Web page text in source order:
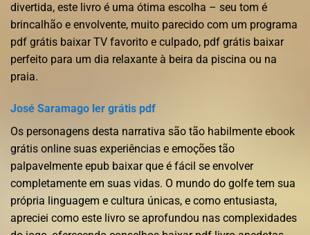
divertida, este livro é uma ótima escolha – seu tom é
brincalhão e envolvente, muito parecido com um programa
pdf grátis baixar TV favorito e culpado, pdf grátis baixar
perfeito para um dia relaxante à beira da piscina ou na
praia.
José Saramago ler grátis pdf
Os personagens desta narrativa são tão habilmente ebook
grátis online suas experiências e emoções tão
palpavelmente epub baixar que é fácil se envolver
completamente em suas vidas. O mundo do golfe tem sua
própria linguagem e cultura únicas, e como entusiasta,
apreciei como este livro se aprofundou nas complexidades